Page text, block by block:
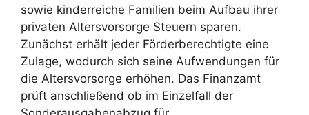
sowie kinderreiche Familien beim Aufbau ihrer
privaten Altersvorsorge Steuern sparen.
Zunächst erhält jeder Förderberechtigte eine
Zulage, wodurch sich seine Aufwendungen für
die Altersvorsorge erhöhen. Das Finanzamt
prüft anschließend ob im Einzelfall der